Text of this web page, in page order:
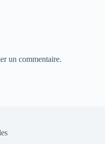
un commentaire.